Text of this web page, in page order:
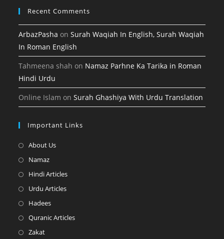
Recent Comments
ArbazPasha onSurah Waqiah In English, Surah Waqiah
In Roman English
Tahmeena shah on Namaz Parhne Ka Tarika in Roman
Hindi Urdu
Online Islam onSurah Ghashiya With Urdu Translation
Important Links
About UsOpens
a
tab
NamazOpens
in
tab
Hindi ArticlesOpens
tab
Urdu ArticlesOpens
a
HadeesOpens
in
Quranic ArticlesOpens
ZakatOpens